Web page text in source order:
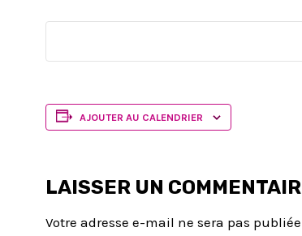
AJOUTER AU CALENDRIER
LAISSER UN
Votre adresse e-mail ne sera pas